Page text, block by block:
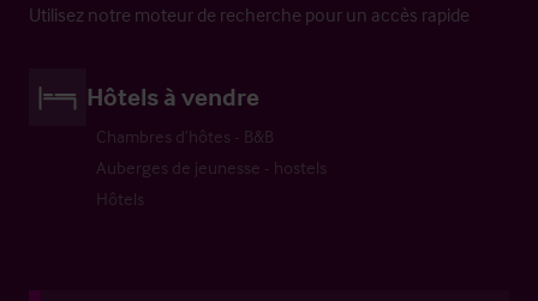
Utilisez notre moteur de recherche pour un accès rapide
Hôtels à vendre
Chambres d’hôtes - B&B
Auberges de jeunesse - hostels
Hôtels